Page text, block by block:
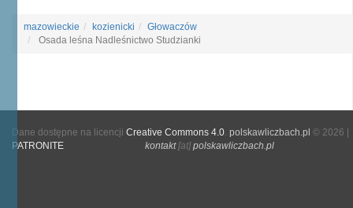
mazowieckie kozienicki
Głowaczów
Osada leśna Nadleśnictwo Studzianki
Dane dostępne na licencji Creative Commons 4.0. polskawliczbach.pl © 2026 |
PATRONITE
kontakt[at]polskawliczbach.pl